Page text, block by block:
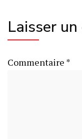
Laisser
Commentaire *